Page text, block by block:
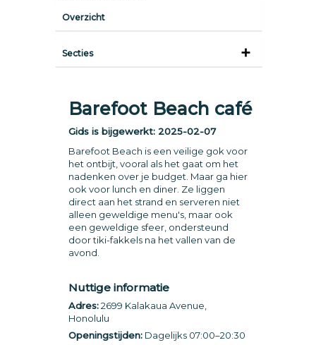
Overzicht
Secties
Barefoot Beach café
Gids is bijgewerkt: 2025-02-07
Barefoot Beach is een veilige gok voor
het ontbijt, vooral als het gaat om het
nadenken over je budget. Maar ga hier
ook voor lunch en diner. Ze liggen
direct aan het strand en serveren niet
alleen geweldige menu's, maar ook
een geweldige sfeer, ondersteund
door tiki-fakkels na het vallen van de
avond.
Nuttige informatie
Adres:2699 Kalakaua Avenue,
Honolulu
Openingstijden:Dagelijks 07:00–20:30